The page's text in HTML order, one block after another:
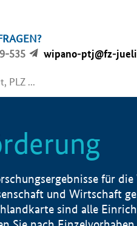
535
wipano-ptj@fz-
für
und Wirtschaft
sind alle